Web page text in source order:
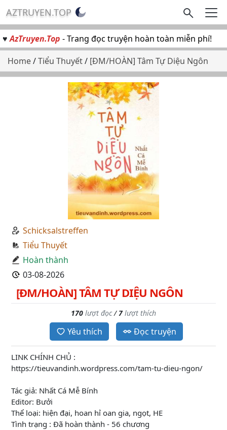
AZTRUYEN.TOP
♥AzTruyen.Top - Trang đọc truyện hoàn toàn miễn phí!
Home/Tiểu Thuyết/ [ĐM/HOÀN] Tâm Tự Diệu Ngôn
Schicksalstreffen
Tiểu Thuyết
Hoàn thành
03-08-2026
[ĐM/HOÀN] TÂM TỰ DIỆU NGÔN
170 lượt đọc/7 lượt thích
Yêu thích Đọc truyện
LINK CHÍNH CHỦ :
https://tieuvandinh.wordpress.com/tam-tu-dieu-ngon/
Tác giả: Nhất Cá Mễ Bính
Editor: Bưởi
Thể loại: hiện đại, hoan hỉ oan gia, ngọt, HE
Tình trạng : Đã hoàn thành - 56 chương